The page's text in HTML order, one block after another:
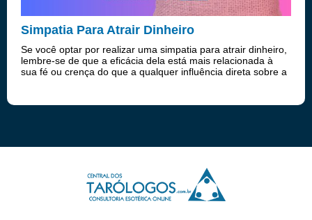
Simpatia Para Atrair Dinheiro
Se você optar por realizar uma simpatia para atrair dinheiro,
lembre-se de que a eficácia dela está mais relacionada à
sua fé ou crença do que a qualquer influência direta sobre a